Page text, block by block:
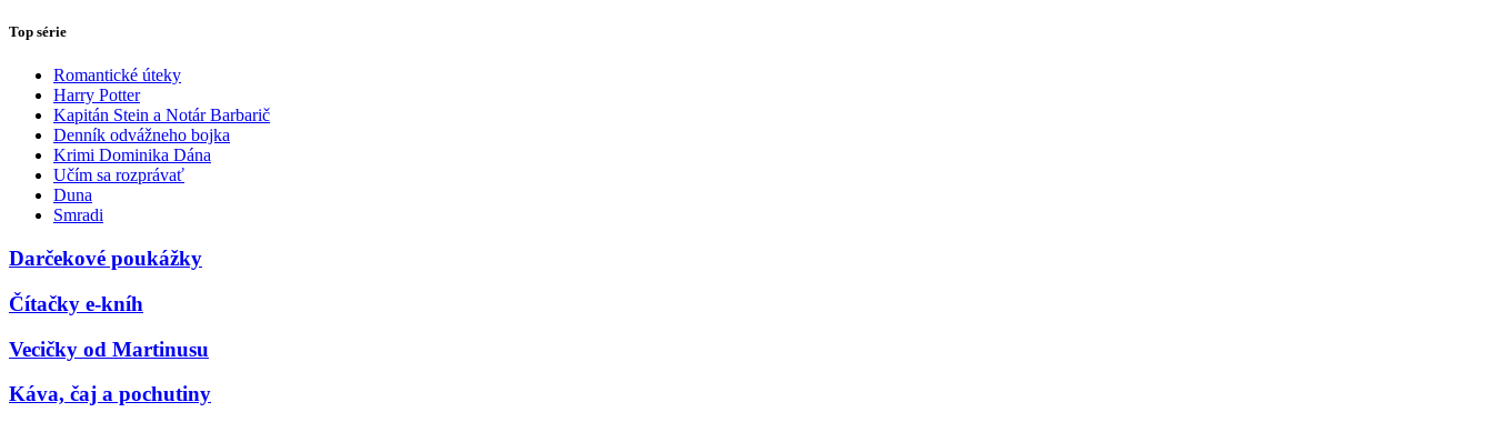
Top série
Romantické úteky
Harry Potter
Kapitán Stein a Notár Barbarič
Denník odvážneho bojka
Krimi Dominika Dána
Učím sa rozprávať
Duna
Smradi
Darčekové poukážky
Čítačky e-kníh
Vecičky od Martinusu
Káva, čaj a pochutiny